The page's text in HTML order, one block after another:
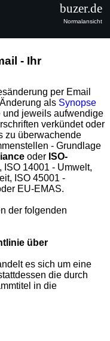
- Ihr
per Email
als Synopse
und jeweils aufwendige
verkündet oder
zu überwachende
- Grundlage
oder ISO-
ISO 14001 - Umwelt,
ISO 45001 -
EU-EMAS.
der folgenden
über
es sich um eine
die durch
in die
buzer.de
Normalansicht